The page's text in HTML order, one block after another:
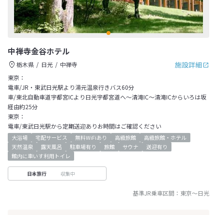
中禅寺金谷ホテル
施設詳細
栃木県 日光
中禅寺
東京：
電車/JR・東武日光駅より湯元温泉行きバス60分
車/東北自動車道宇都宮ICより日光宇都宮道へ～清滝IC～清滝ICからいろは坂
経由約25分
東京：
電車/東武日光駅から定期送迎ありお時間はご確認ください
大浴場 宅配サービス 無料WiFiあり 高級旅館
高級旅館・ホテル
天然温泉
露天風呂 駐車場有り 旅館 サウナ
送迎有り
館内に車いす利用トイレ
日本旅行 収集中
基準JR乗車区間： 東京～日光